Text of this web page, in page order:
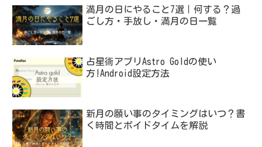
満月の日にやること7選｜何する？過
ごし方・手放し・満月の日一覧
占星術アプリAstro Goldの使い
方!Android設定方法
新月の願い事のタイミングはいつ？書
く時間とボイドタイムを解説